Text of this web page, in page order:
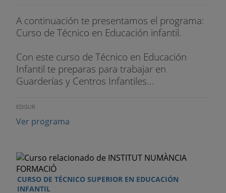
A continuación te presentamos el programa:
Curso de Técnico en Educación infantil.
Con este curso de Técnico en Educación
Infantil te preparas para trabajar en
Guarderías y Centros Infantiles...
EDISUR
Ver programa
CURSO DE TÉCNICO SUPERIOR EN EDUCACIÓN
INFANTIL